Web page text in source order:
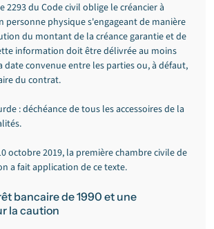
2293 du Code civil oblige le créancier à
personne physique s'engageant de manière
du montant de la créance garantie et de
information doit être délivrée au moins
convenue entre les parties ou, à défaut,
du contrat.
: déchéance de tous les accessoires de la
octobre 2019, la première chambre civile de
a fait application de ce texte.
bancaire de 1990 et une
la caution